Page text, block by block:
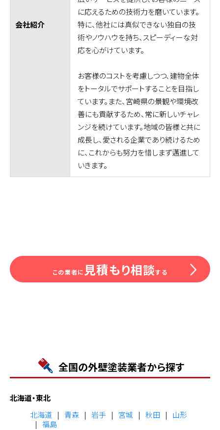
会社紹介
に応えるための技術力を磨いています。
特に、他社には真似できない独自の技
術やノウハウを持ち、スピーディーな対
応を心がけています。
お客様のコストを考慮しつつ、建物全体
をトータルでサポートすることを目指し
ています。また、宮崎県の景観や環境改
善にも貢献するため、常に新しいチャレ
ンジを続けています。地域の皆様と共に
成長し、愛される企業であり続けるため
に、これからも努力を惜しまず邁進して
いきます。
この業者に 見積もり相談する
全国の外壁塗装業者から探す
北海道・東北
北海道
青森 岩手 宮城 秋田
山形
福島